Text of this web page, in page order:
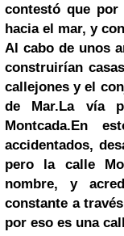
contestó que
hacia el mar, y
Al cabo de unos
construirían
callejones y el
de Mar.La vía
Montcada.En
accidentados,
pero la calle
nombre, y
constante a
por eso es una